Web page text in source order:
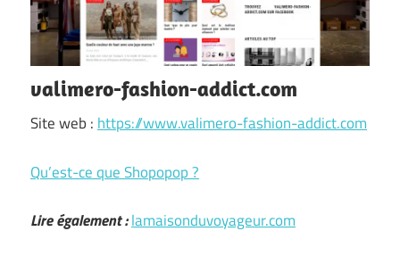
valimero-fashion-addict.com
Site web : https://www.valimero-fashion-addict.com
Qu’est-ce que Shopopop ?
Lire également :lamaisonduvoyageur.com